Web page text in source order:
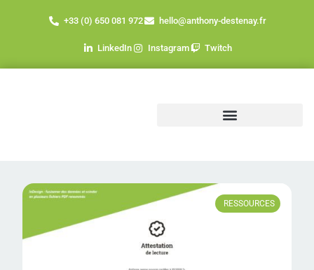
+33 (0) 650 081 972 hello@anthony-destenay.fr
LinkedIn Instagram Twitch
RESSOURCES